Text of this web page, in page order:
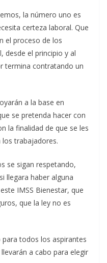
la número uno es
certeza laboral. Que
el proceso de los
desde el principio y al
termina contratando un
a la base en
se pretenda hacer con
la finalidad de que se les
trabajadores.
se sigan respetando,
llegara haber alguna
IMSS Bienestar, que
que la ley no es
todos los aspirantes
a cabo para elegir